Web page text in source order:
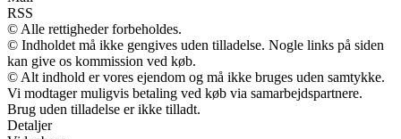
RSS
© Alle rettigheder forbeholdes.
© Indholdet må ikke gengives uden tilladelse. Nogle links på siden
kan give os kommission ved køb.
© Alt indhold er vores ejendom og må ikke bruges uden samtykke.
Vi modtager muligvis betaling ved køb via samarbejdspartnere.
Brug uden tilladelse er ikke tilladt.
Detaljer